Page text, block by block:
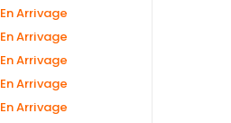
En Arrivage
En Arrivage
En Arrivage
En Arrivage
En Arrivage